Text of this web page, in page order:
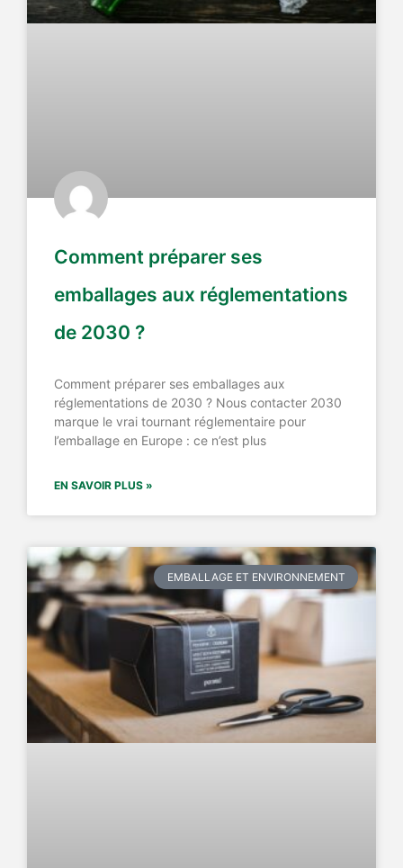
Comment préparer ses
emballages aux réglementations
de 2030 ?
Comment préparer ses emballages aux
réglementations de 2030 ? Nous contacter 2030
marque le vrai tournant réglementaire pour
l’emballage en Europe : ce n’est plus
EN SAVOIR PLUS »
EMBALLAGE ET ENVIRONNEMENT